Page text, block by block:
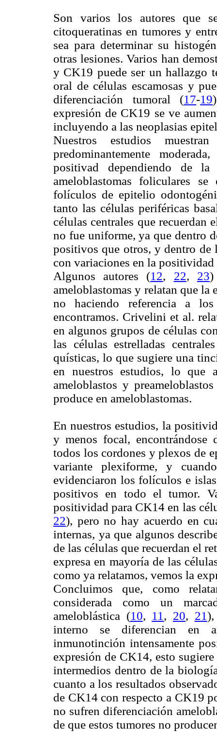
Son varios los autores que
citoqueratinas en tumores y
sea para determinar su
otras lesiones. Varios han
y CK19 puede ser un hallazgo
oral de células escamosas y
diferenciación tumoral (17-19
expresión de CK19 se ve
incluyendo a las neoplasias
Nuestros estudios
predominantemente
positivad dependiendo de
ameloblastomas foliculares
folículos de epitelio
tanto las células periféricas
células centrales que
no fue uniforme, ya que dentro
positivos que otros, y dentro de
con variaciones en la
Algunos autores (12, 22, 23)
ameloblastomas y relatan que la
no haciendo referencia a
encontramos. Crivelini et al.
en algunos grupos de células
las células estrelladas
quísticas, lo que sugiere una
en nuestros estudios, lo que
ameloblastos y
produce en ameloblastomas.
En nuestros estudios, la
y menos focal,
todos los cordones y plexos de
variante plexiforme, y
evidenciaron los folículos e
positivos en todo el tumor.
positividad para CK14 en las
22), pero no hay acuerdo en
internas, ya que algunos
de las células que recuerdan el
expresa en mayoría de las
como ya relatamos, vemos la
Concluimos que, como
considerada como un
ameloblástica (10, 11 , 20, 21
interno se diferencian en
inmunotinción intensamente
expresión de CK14, esto
intermedios dentro de la
cuanto a los resultados
de CK14 con respecto a CK19
no sufren diferenciación
de que estos tumores no